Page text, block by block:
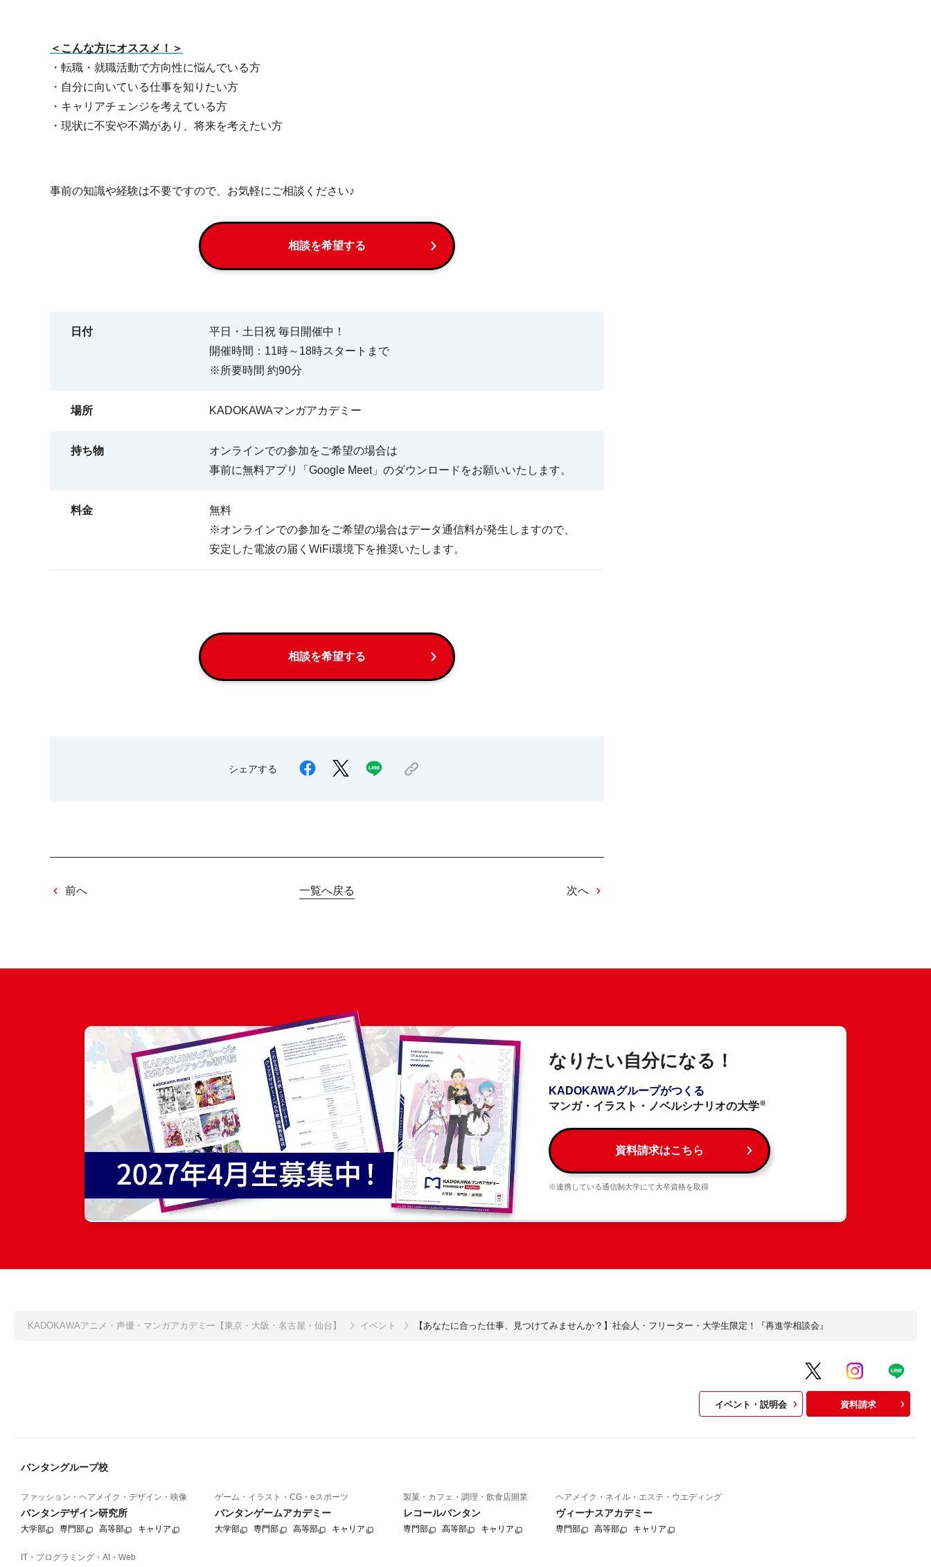
＜こんな方にオススメ！＞
・転職・就職活動で方向性に悩んでいる方
・自分に向いている仕事を知りたい方
・キャリアチェンジを考えている方
・現状に不安や不満があり、将来を考えたい方
事前の知識や経験は不要ですので、お気軽にご相談ください♪
相談を希望する
日付
平日・土日祝 毎日開催中！
開催時間：11時～18時スタートまで
※所要時間 約90分
場所 KADOKAWAマンガアカデミー
持ち物
オンラインでの参加をご希望の場合は
事前に無料アプリ「Google Meet」のダウンロードをお願いいたします。
料金
無料
※オンラインでの参加をご希望の場合はデータ通信料が発生しますので、
安定した電波の届くWiFi環境下を推奨いたします。
相談を希望する
シェアする
前へ 一覧へ戻る 次へ
なりたい自分になる！
KADOKAWAグループがつくる
マンガ・イラスト・ノベルシナリオの大学※
資料請求はこちら
※連携している通信制大学にて大卒資格を取得
KADOKAWAアニメ・声優・マンガアカデミー【東京・大阪・名古屋・仙台】 イベント 【あなたに合った仕事、見つけてみませんか？】社会人・フリーター・大学生限定！『再進学相談会』
イベント・説明会 資料請求
バンタングループ校
ファッション・ヘアメイク・デザイン・映像
バンタンデザイン研究所
大学部 専門部 高等部 キャリア
ゲーム・イラスト・CG・eスポーツ
バンタンゲームアカデミー
大学部 専門部 高等部 キャリア
製菓・カフェ・調理・飲食店開業
レコールバンタン
専門部 高等部 キャリア
ヘアメイク・ネイル・エステ・ウエディング
ヴィーナスアカデミー
専門部 高等部 キャリア
IT・プログラミング・AI・Web